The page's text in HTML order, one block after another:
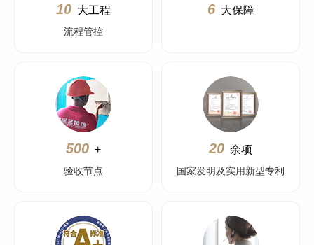
10 大工程
流程管控
6 大保障
500 +
验收节点
20 余项
国家发明及实用新型专利